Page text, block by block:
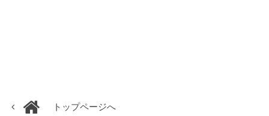
トップページへ